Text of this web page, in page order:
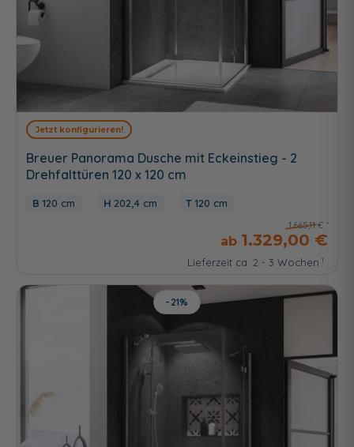
Jetzt konfigurieren!
Breuer Panorama Dusche mit Eckeinstieg - 2
Drehfalttüren 120 x 120 cm
120 cm 202,4 cm 120 cm
1.665,11 €
1.329,00 €
Lieferzeit ca. 2 - 3 Wochen
-21%